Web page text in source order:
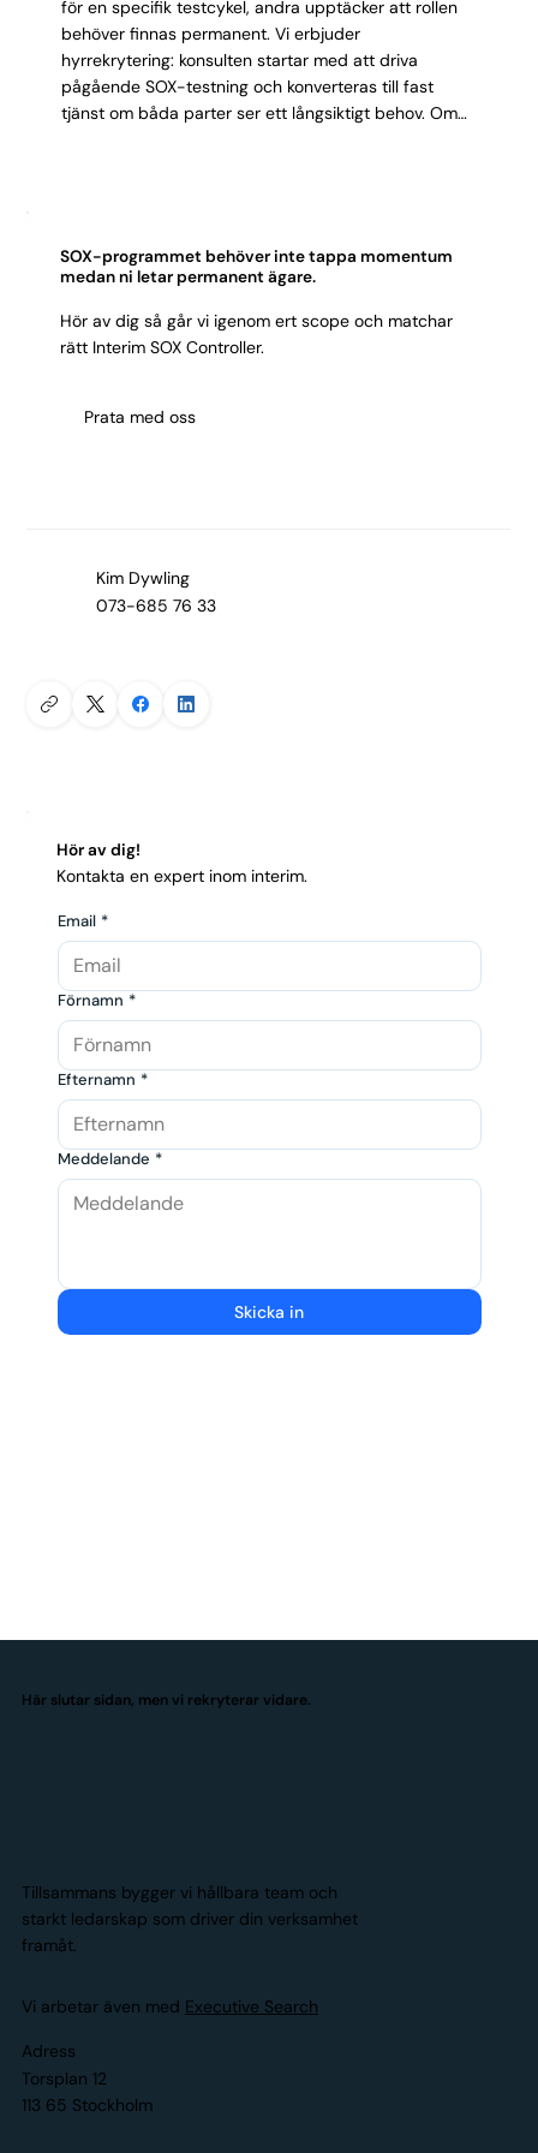
för en specifik testcykel, andra upptäcker att rollen
behöver finnas permanent. Vi erbjuder
hyrrekrytering: konsulten startar med att driva
pågående SOX-testning och konverteras till fast
tjänst om båda parter ser ett långsiktigt behov. Om
SOX-programmet behöver inte tappa momentum
medan ni letar permanent ägare.
Hör av dig så går vi igenom ert scope och matchar
rätt Interim SOX Controller.
Prata med oss
Kim Dywling
073-685 76 33
Hör av dig!
Kontakta en expert inom interim.
Email *
Förnamn *
Efternamn *
Meddelande *
Skicka in
Här slutar sidan, men vi rekryterar vidare.
Tillsammans bygger vi hållbara team och
starkt ledarskap som driver din verksamhet
framåt.
Vi arbetar även med Executive Search
Adress
Torsplan 12
113 65 Stockholm